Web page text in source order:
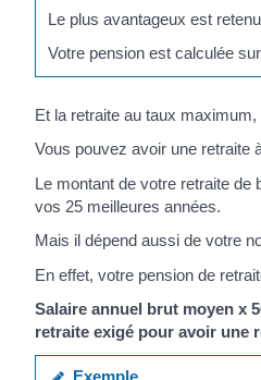
Le plus avantageux est
Votre pension est calculée
Et la retraite au taux
Vous pouvez avoir une retraite
Le montant de votre retraite
vos 25 meilleures années.
Mais il dépend aussi de votre
En effet, votre pension de
Salaire annuel brut moyen x
retraite exigé pour avoir une
Exemple